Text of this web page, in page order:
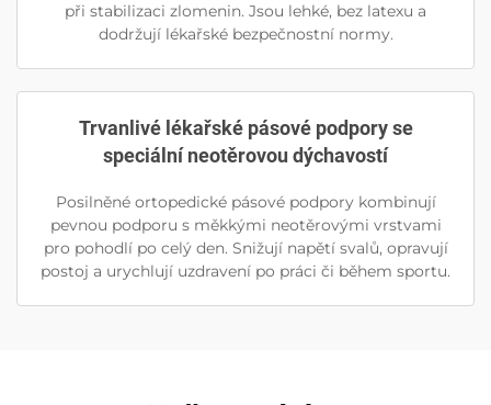
při stabilizaci zlomenin. Jsou lehké, bez latexu a
dodržují lékařské bezpečnostní normy.
Trvanlivé lékařské pásové podpory se
speciální neotěrovou dýchavostí
Posilněné ortopedické pásové podpory kombinují
pevnou podporu s měkkými neotěrovými vrstvami
pro pohodlí po celý den. Snižují napětí svalů, opravují
postoj a urychlují uzdravení po práci či během sportu.